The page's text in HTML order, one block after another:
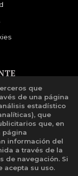
que
de una página
estadístico
que
que, en
página
información del
a través de la
de navegación. Si
acepta su uso.